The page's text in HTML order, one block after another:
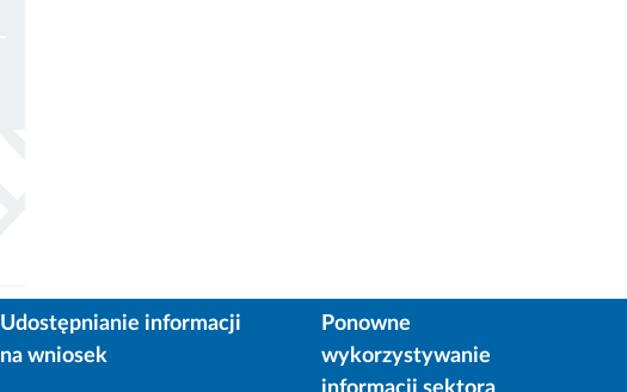
Udostępnianie informacji
na wniosek
Ponowne
wykorzystywanie